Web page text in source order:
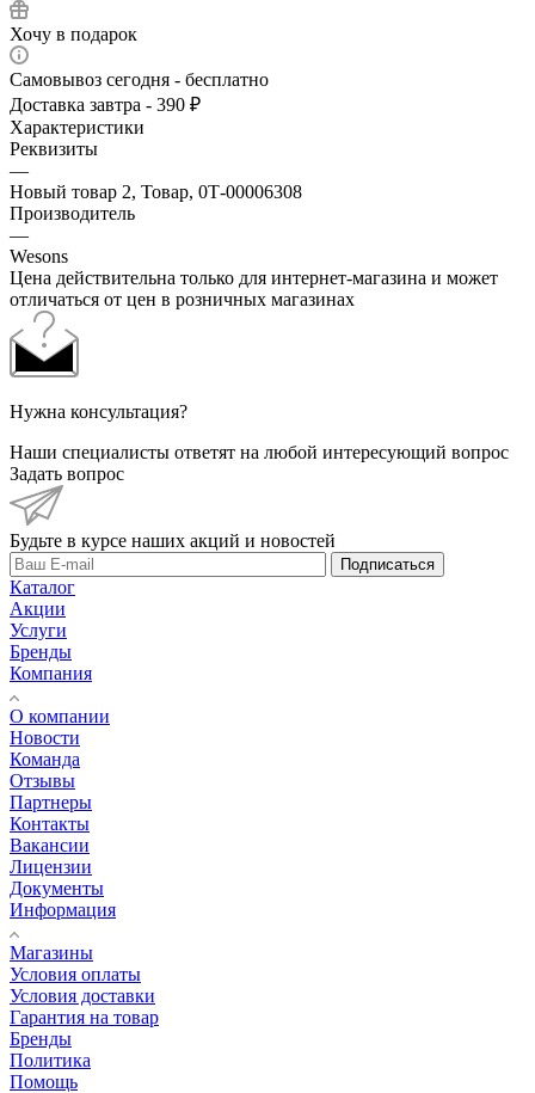
Хочу в подарок
Самовывоз сегодня - бесплатно
Доставка завтра - 390 ₽
Характеристики
Реквизиты
—
Новый товар 2, Товар, 0Т-00006308
Производитель
—
Wesons
Цена действительна только для интернет-магазина и может
отличаться от цен в розничных магазинах
Нужна консультация?
Наши специалисты ответят на любой интересующий вопрос
Задать вопрос
Будьте в курсе наших акций и новостей
Подписаться
Каталог
Акции
Услуги
Бренды
Компания
О компании
Новости
Команда
Отзывы
Партнеры
Контакты
Вакансии
Лицензии
Документы
Информация
Магазины
Условия оплаты
Условия доставки
Гарантия на товар
Бренды
Политика
Помощь